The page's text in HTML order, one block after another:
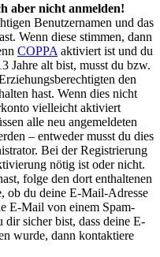
aber nicht anmelden!
Benutzernamen und das
Wenn diese stimmen, dann
COPPA aktiviert ist und du
Jahre alt bist, musst du bzw.
den
hast. Wenn dies nicht
vielleicht aktiviert
alle neu angemeldeten
– entweder musst du dies
Bei der Registrierung
nötig ist oder nicht.
folge den dort enthaltenen
ob du deine E-Mail-Adresse
E-Mail von einem Spam-
sicher bist, dass deine E-
wurde, dann kontaktiere